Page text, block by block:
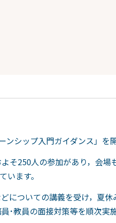
シップ入門ガイダンス」を
そ250人の参加があり，会場
ます。
についての講義を受け，夏
教員の面接対策等を順次実施